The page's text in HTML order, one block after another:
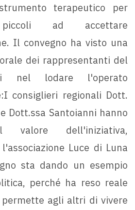
terapeutico per
ad accettare
Il convegno ha visto una
dei rappresentanti del
nel lodare l'operato
consiglieri regionali Dott.
Dott.ssa Santoianni hanno
valore dell'iniziativa,
Luce di Luna
sta dando un esempio
perché ha reso reale
agli altri di vivere